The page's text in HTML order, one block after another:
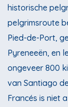
historische
pelgrimsroute
Pied-de-Port,
Pyreneeën, en
ongeveer 800
van Santiago
Francés is niet